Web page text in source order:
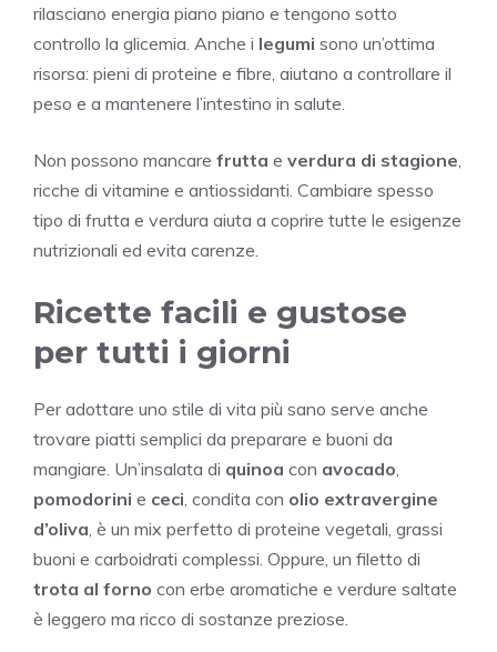
rilasciano energia piano piano e tengono sotto
controllo la glicemia. Anche i legumi sono un’ottima
risorsa: pieni di proteine e fibre, aiutano a controllare il
peso e a mantenere l’intestino in salute.
Non possono mancare frutta e verdura di stagione
ricche di vitamine e antiossidanti. Cambiare spesso
tipo di frutta e verdura aiuta a coprire tutte le esigenze
nutrizionali ed evita carenze.
Ricette facili e gustose
per tutti i giorni
Per adottare uno stile di vita più sano serve anche
trovare piatti semplici da preparare e buoni da
mangiare. Un’insalata di quinoa con avocado
pomodorini e ceci , condita con olio extravergine
d’oliva , è un mix perfetto di proteine vegetali, grassi
buoni e carboidrati complessi. Oppure, un filetto di
trota al forno con erbe aromatiche e verdure saltate
è leggero ma ricco di sostanze preziose.